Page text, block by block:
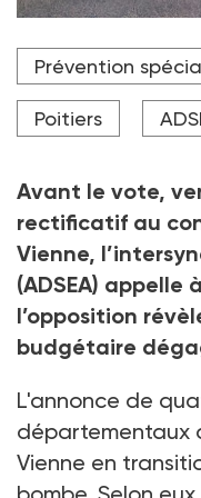
Le 30 mai dernier,
L'intersyndicale
avec les acteurs du
Prévention
Poitiers
Avant le vote,
rectificatif au
Vienne,
(ADSEA) appelle
l’opposition
budgétaire
L'annonce de
départementaux
Vienne en